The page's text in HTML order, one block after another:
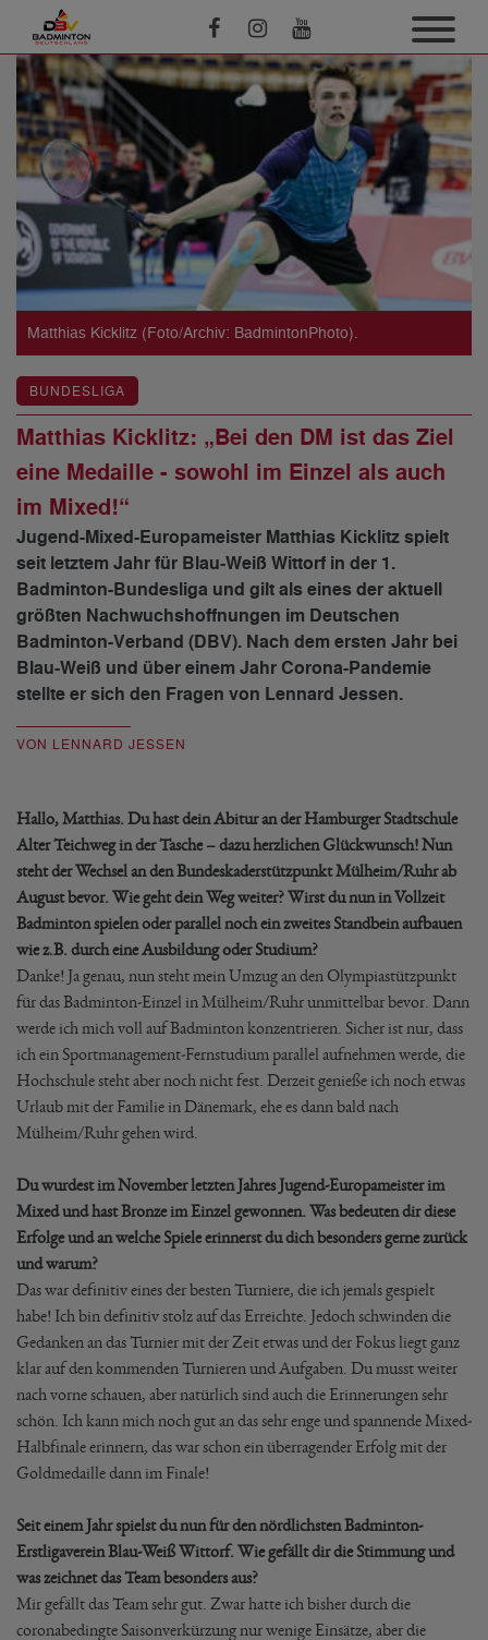
Matthias Kicklitz (Foto/Archiv: BadmintonPhoto).
BUNDESLIGA
Matthias Kicklitz: „Bei den DM ist das Ziel
eine Medaille - sowohl im Einzel als auch
im Mixed!“
Jugend-Mixed-Europameister Matthias Kicklitz spielt
seit letztem Jahr für Blau-Weiß Wittorf in der 1.
Badminton-Bundesliga und gilt als eines der aktuell
größten Nachwuchshoffnungen im Deutschen
Badminton-Verband (DBV). Nach dem ersten Jahr bei
Blau-Weiß und über einem Jahr Corona-Pandemie
stellte er sich den Fragen von Lennard Jessen.
VON LENNARD JESSEN
Hallo, Matthias. Du hast dein Abitur an der Hamburger Stadtschule
Alter Teichweg in der Tasche – dazu herzlichen Glückwunsch! Nun
steht der Wechsel an den Bundeskaderstützpunkt Mülheim/Ruhr ab
August bevor. Wie geht dein Weg weiter? Wirst du nun in Vollzeit
Badminton spielen oder parallel noch ein zweites Standbein aufbauen
wie z.B. durch eine Ausbildung oder Studium?
Danke! Ja genau, nun steht mein Umzug an den Olympiastützpunkt
für das Badminton-Einzel in Mülheim/Ruhr unmittelbar bevor. Dann
werde ich mich voll auf Badminton konzentrieren. Sicher ist nur, dass
ich ein Sportmanagement-Fernstudium parallel aufnehmen werde, die
Hochschule steht aber noch nicht fest. Derzeit genieße ich noch etwas
Urlaub mit der Familie in Dänemark, ehe es dann bald nach
Mülheim/Ruhr gehen wird.
Du wurdest im November letzten Jahres Jugend-Europameister im
Mixed und hast Bronze im Einzel gewonnen. Was bedeuten dir diese
Erfolge und an welche Spiele erinnerst du dich besonders gerne zurück
und warum?
Das war definitiv eines der besten Turniere, die ich jemals gespielt
habe! Ich bin definitiv stolz auf das Erreichte. Jedoch schwinden die
Gedanken an das Turnier mit der Zeit etwas und der Fokus liegt ganz
klar auf den kommenden Turnieren und Aufgaben. Du musst weiter
nach vorne schauen, aber natürlich sind auch die Erinnerungen sehr
schön. Ich kann mich noch gut an das sehr enge und spannende Mixed-
Halbfinale erinnern, das war schon ein überragender Erfolg mit der
Goldmedaille dann im Finale!
Seit einem Jahr spielst du nun für den nördlichsten Badminton-
Erstligaverein Blau-Weiß Wittorf. Wie gefällt dir die Stimmung und
was zeichnet das Team besonders aus?
Mir gefällt das Team sehr gut. Zwar hatte ich bisher durch die
coronabedingte Saisonverkürzung nur wenige Einsätze, aber die